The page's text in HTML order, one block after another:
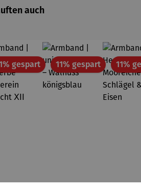
auch
gespartRabatt11% gespartRabatt
11%